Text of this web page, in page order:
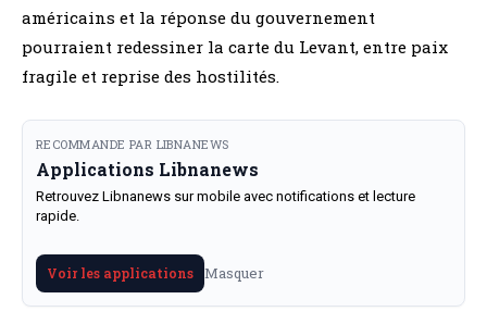
américains et la réponse du gouvernement
pourraient redessiner la carte du Levant, entre paix
fragile et reprise des hostilités.
RECOMMANDE PAR LIBNANEWS
Applications Libnanews
Retrouvez Libnanews sur mobile avec notifications et lecture
rapide.
Voir les applications Masquer